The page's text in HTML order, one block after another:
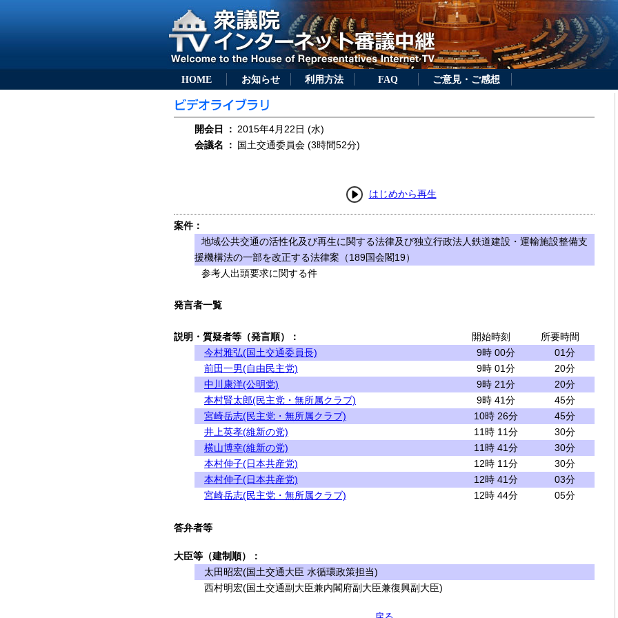
HOME お知らせ 利用方法 FAQ ご意見・ご感想
開会日 ： 2015年4月22日 (水)
会議名
： 国土交通委員会 (3時間52分)
はじめから再生
案件：
地域公共交通の活性化及び再生に関する法律及び独立行政法人鉄道建設・運輸施設整備支
援機構法の一部を改正する法律案（189国会閣19）
参考人出頭要求に関する件
発言者一覧
説明・質疑者等（発言順）： 開始時刻
所要時間
今村雅弘(国土交通委員長)
9時 00分
01分
前田一男(自由民主党)
9時 01分
20分
中川康洋(公明党)
9時 21分
20分
本村賢太郎(民主党・無所属クラブ)
9時 41分
45分
宮崎岳志(民主党・無所属クラブ)
10時 26分
45分
井上英孝(維新の党)
11時 11分
30分
横山博幸(維新の党)
11時 41分
30分
本村伸子(日本共産党)
12時 11分
30分
本村伸子(日本共産党)
12時 41分
03分
宮崎岳志(民主党・無所属クラブ)
12時 44分 05分
答弁者等
大臣等（建制順）：
太田昭宏(国土交通大臣 水循環政策担当)
西村明宏(国土交通副大臣兼内閣府副大臣兼復興副大臣)